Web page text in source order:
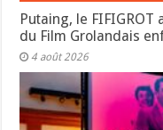
Putaing, le FIFIGROT
du Film Grolandais
4 août 2026